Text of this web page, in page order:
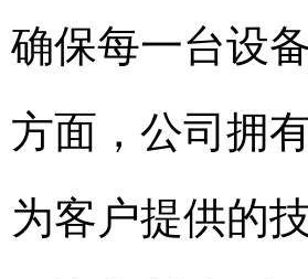
确保每一台设
方面，公司拥
为客户提供的